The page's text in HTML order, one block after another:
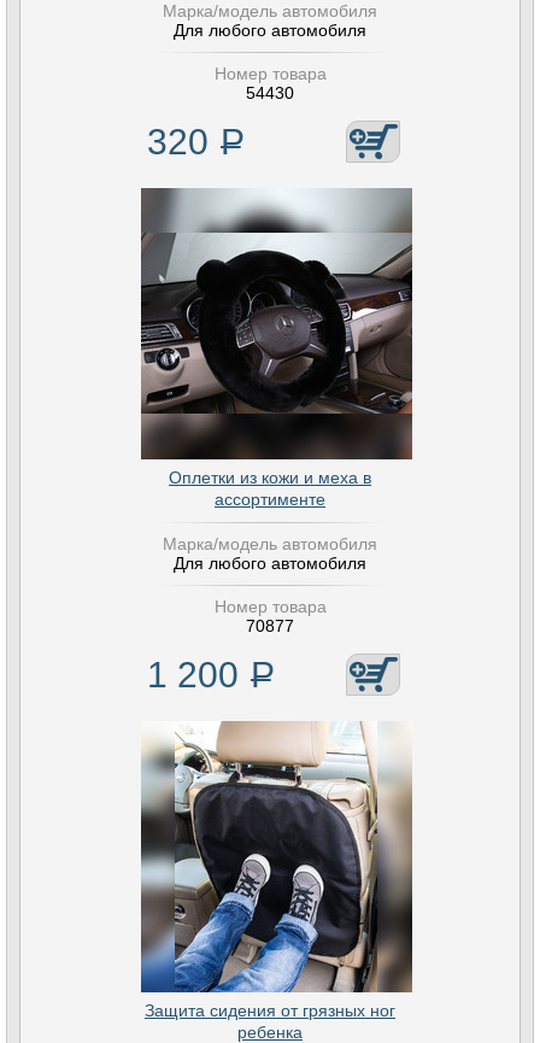
Марка/модель автомобиля
Для любого автомобиля
Номер товара
54430
320 Р
Оплетки из кожи и меха в
ассортименте
Марка/модель автомобиля
Для любого автомобиля
Номер товара
70877
1 200 Р
Защита сидения от грязных ног
ребенка